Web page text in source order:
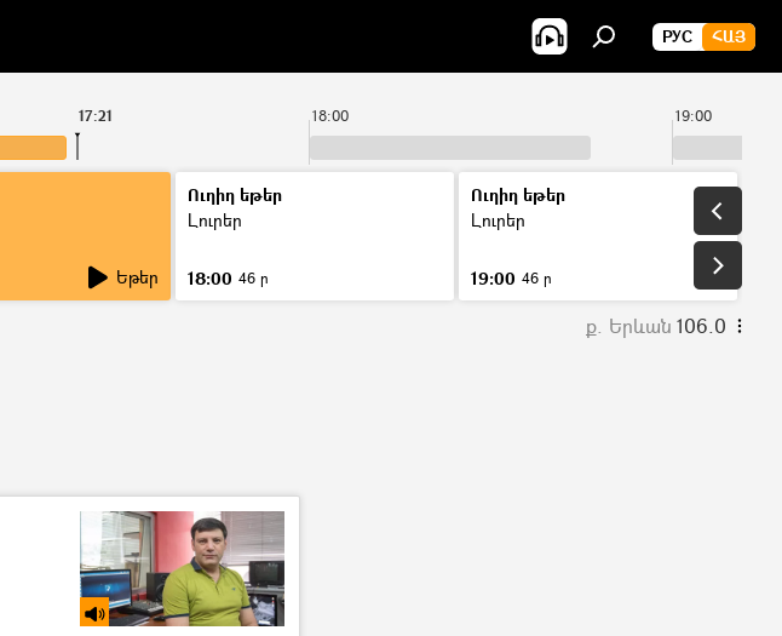
РУС ՀԱՅ
18:00 19:00
17:21
Եթեր
Ուղիղ եթեր
Լուրեր
18:00 46 ր
Ուղիղ եթեր
Լուրեր
19:00 46 ր
ք. Երևան 106.0